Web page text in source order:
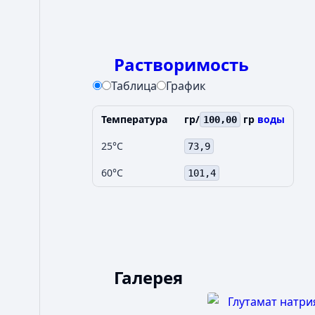
Растворимость
Таблица График
Температура гр/ 100,00 гр воды
25°C
73,9
60°C 101,4
Галерея